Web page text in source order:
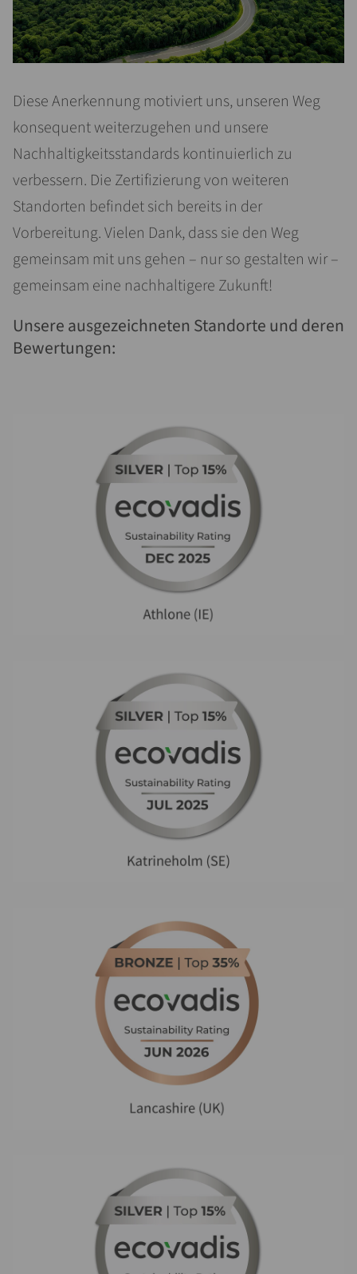
Diese Anerkennung motiviert uns, unseren Weg
konsequent weiterzugehen und unsere
Nachhaltigkeitsstandards kontinuierlich zu
verbessern. Die Zertifizierung von weiteren
Standorten befindet sich bereits in der
Vorbereitung. Vielen Dank, dass sie den Weg
gemeinsam mit uns gehen – nur so gestalten wir –
gemeinsam eine nachhaltigere Zukunft!
Unsere ausgezeichneten Standorte und deren
Bewertungen: